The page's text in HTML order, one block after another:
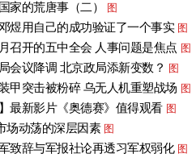
家的荒唐事（二） 图
煜用自己的成功验证了一个事实 图
召开的五中全会 人事问题是焦点 图
会议降调 北京政局添新变数？ 图
甲突击被粉碎 乌无人机重塑战场 图
最新影片《奥德赛》值得观看 图
场动荡的深层因素 图
致辞与军报社论再透习军权弱化 图